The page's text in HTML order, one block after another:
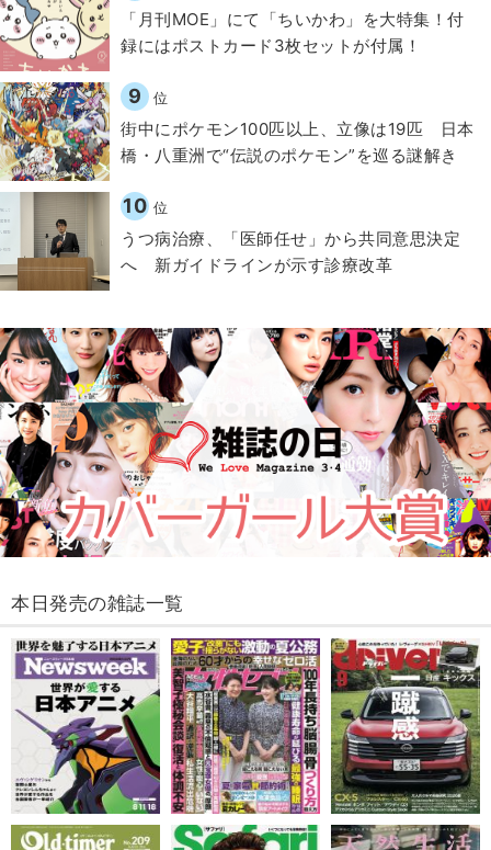
「月刊MOE」にて「ちいかわ」を大特集！付
録にはポストカード3枚セットが付属！
9 位
街中にポケモン100匹以上、立像は19匹 日本
橋・八重洲で“伝説のポケモン”を巡る謎解き
10 位
うつ病治療、「医師任せ」から共同意思決定
へ 新ガイドラインが示す診療改革
本日発売の雑誌一覧